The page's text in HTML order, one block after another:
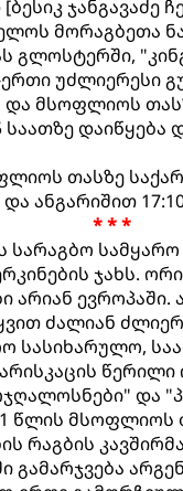
ჯანგავაძე
მორაგბეთა
გლოსტერში,
უძლიერესი
მსოფლიოს
თასზე
ანგარიშით
* * *
ჯახს.
არიან
ძალიან ძლიერ
სასიხარულო,
და
წლის მსოფლიოს
რაგბის
გამარჯვება